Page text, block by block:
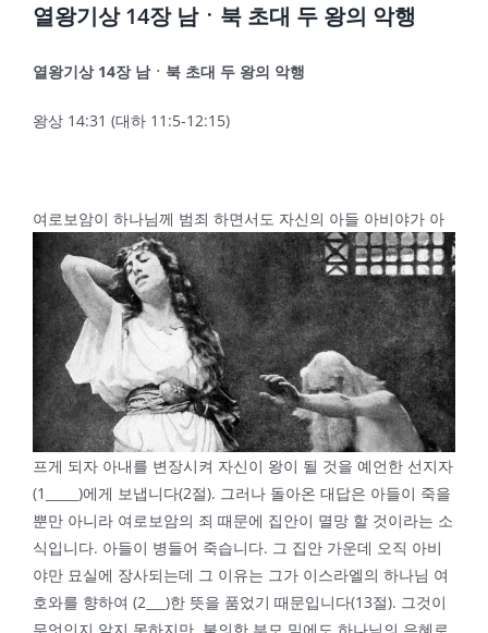
열왕기상 14장 남ㆍ북 초대 두 왕의 악행
열왕기상 14장 남ㆍ북 초대 두 왕의 악행
왕상 14:31 (대하 11:5-12:15)
여로보암이 하나님께 범죄 하면서도 자신의 아들 아비야가 아
프게 되자 아내를 변장시켜 자신이 왕이 될 것을 예언한 선지자
(1_____)에게 보냅니다(2절). 그러나 돌아온 대답은 아들이 죽을
뿐만 아니라 여로보암의 죄 때문에 집안이 멸망 할 것이라는 소
식입니다. 아들이 병들어 죽습니다. 그 집안 가운데 오직 아비
야만 묘실에 장사되는데 그 이유는 그가 이스라엘의 하나님 여
호와를 향하여 (2___)한 뜻을 품었기 때문입니다(13절). 그것이
무엇인지 알지 못하지만, 불의한 부모 밑에도 하나님의 은혜로